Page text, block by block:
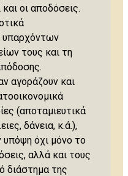
και οι αποδόσεις.
υπαρχόντων
τους και τη
αγοράζουν και
(αποταμιευτικά
δάνεια, κ.ά.),
υπόψη όχι μόνο το
αλλά και τους
διάστημα της